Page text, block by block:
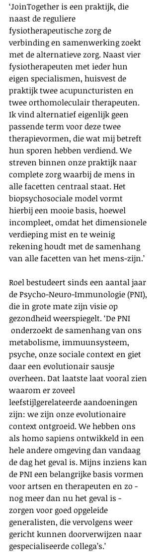
‘JoinTogether is een praktijk, die
naast de reguliere
fysiotherapeutische zorg de
verbinding en samenwerking zoekt
met de alternatieve zorg. Naast vier
fysiotherapeuten met ieder hun
eigen specialismen, huisvest de
praktijk twee acupuncturisten en
twee orthomoleculair therapeuten.
Ik vind alternatief eigenlijk geen
passende term voor deze twee
therapievormen, die wat mij betreft
hun sporen hebben verdiend. We
streven binnen onze praktijk naar
complete zorg waarbij de mens in
alle facetten centraal staat. Het
biopsychosociale model vormt
hierbij een mooie basis, hoewel
incompleet, omdat het dimensionele
verdieping mist en te weinig
rekening houdt met de samenhang
van alle facetten van het mens-zijn.’
Roel bestudeert sinds een aantal jaar
de Psycho-Neuro-Immunologie (PNI),
die in grote mate zijn visie op
gezondheid weerspiegelt. ‘De PNI
onderzoekt de samenhang van ons
metabolisme, immuunsysteem,
psyche, onze sociale context en giet
daar een evolutionair sausje
overheen. Dat laatste laat vooral zien
waarom er zoveel
leefstijlgerelateerde aandoeningen
zijn: we zijn onze evolutionaire
context ontgroeid. We hebben ons
als homo sapiens ontwikkeld in een
hele andere omgeving dan vandaag
de dag het geval is. Mijns inziens kan
de PNI een belangrijke basis vormen
voor artsen en therapeuten en zo -
nog meer dan nu het geval is -
zorgen voor goed opgeleide
generalisten, die vervolgens weer
gericht kunnen doorverwijzen naar
gespecialiseerde collega’s.’